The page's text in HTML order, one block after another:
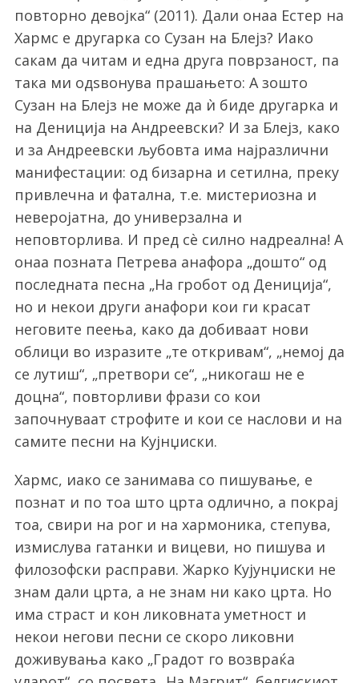
повторно девојка“ (2011). Дали онаа Естер на
Хармс е другарка со Сузан на Блејз? Иако
сакам да читам и една друга поврзаност, па
така ми одѕвонува прашањето: А зошто
Сузан на Блејз не може да ѝ биде другарка и
на Дениција на Андреевски? И за Блејз, како
и за Андреевски љубовта има најразлични
манифестации: од бизарна и сетилна, преку
привлечна и фатална, т.е. мистериозна и
неверојатна, до универзална и
неповторлива. И пред сѐ силно надреална! А
онаа позната Петрева анафора „дошто“ од
последната песна „На гробот од Дениција“,
но и некои други анафори кои ги красат
неговите пеења, како да добиваат нови
облици во изразите „те откривам“, „немој да
се лутиш“, „претвори се“, „никогаш не е
доцна“, повторливи фрази со кои
започнуваат строфите и кои се наслови и на
самите песни на Кујнџиски.
Хармс, иако се занимава со пишување, е
познат и по тоа што црта одлично, а покрај
тоа, свири на рог и на хармоника, степува,
измислува гатанки и вицеви, но пишува и
филозофски расправи. Жарко Кујунџиски не
знам дали црта, а не знам ни како црта. Но
има страст и кон ликовната уметност и
некои негови песни се скоро ликовни
доживувања како „Градот го возвраќа